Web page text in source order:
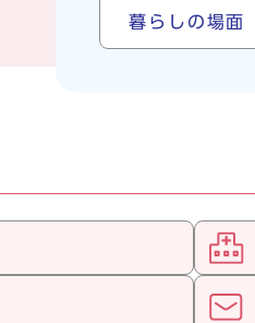
暮らしの場面